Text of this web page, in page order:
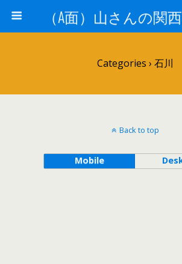
Categories › 石川
Back to top
Mobile